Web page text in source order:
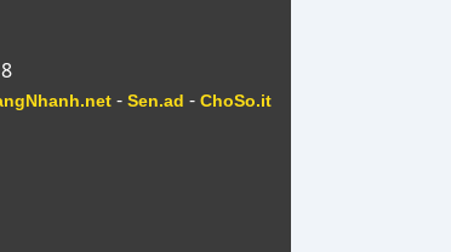
- Sen.ad - ChoSo.it